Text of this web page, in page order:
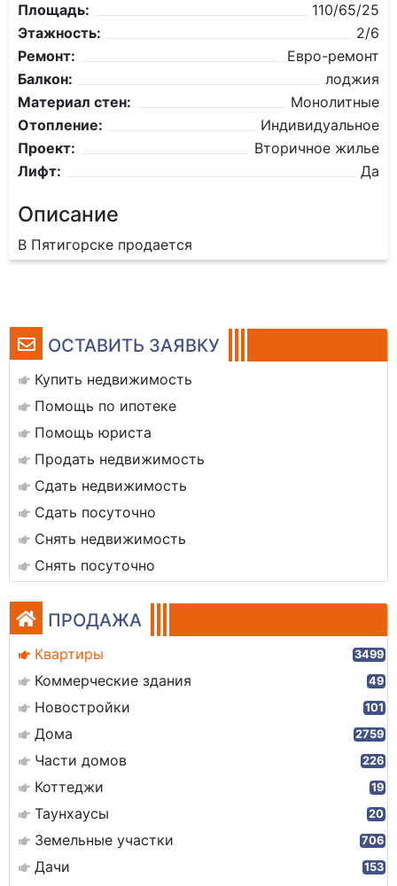
ОСТАВИТЬ ЗАЯВКУ
Купить недвижимость
Помощь по ипотеке
Помощь юриста
Продать недвижимость
Сдать недвижимость
Сдать посуточно
Снять недвижимость
Снять посуточно
ПРОДАЖА
Квартиры 3499
Коммерческие здания 49
Новостройки 101
Дома 2759
Части домов 226
Коттеджи 19
Таунхаусы 20
Земельные участки 706
Дачи 153
Площадь:
110/65/25
Этажность:
2/6
Ремонт:
Евро-ремонт
Балкон:
лоджия
Материал стен:
Монолитные
Отопление:
Индивидуальное
Проект:
Вторичное жилье
Лифт:
Да
Описание
В Пятигорске продается